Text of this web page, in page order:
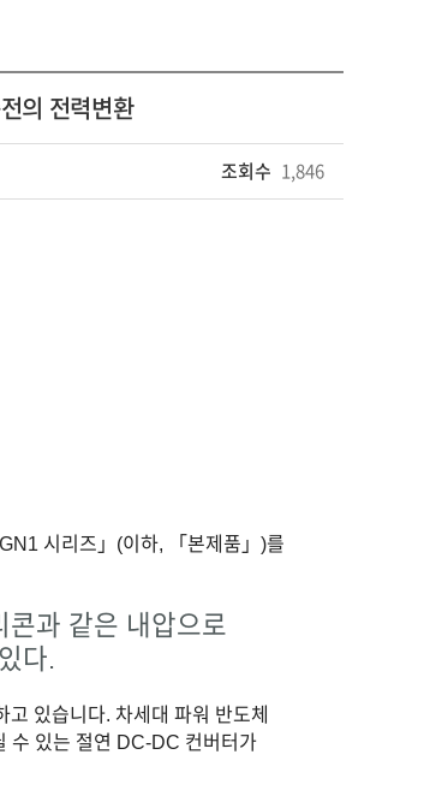
의 전력변환
조회수 1,846
시리즈」(이하, 「본제품」)를
과 같은 내압으로
다.
있습니다. 차세대 파워 반도체
수 있는 절연 DC-DC 컨버터가